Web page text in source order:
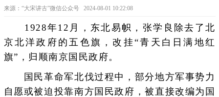
来源：“大宋讲古”微信公众号 2024-08-01 10:22:08
1928年12月，东北易帜，张学良除去了北
京北洋政府的五色旗，改挂“青天白日满地红
旗”，归顺南京国民政府。
国民革命军北伐过程中，部分地方军事势力
自愿或被迫投靠南方国民政府，被直接改编为国